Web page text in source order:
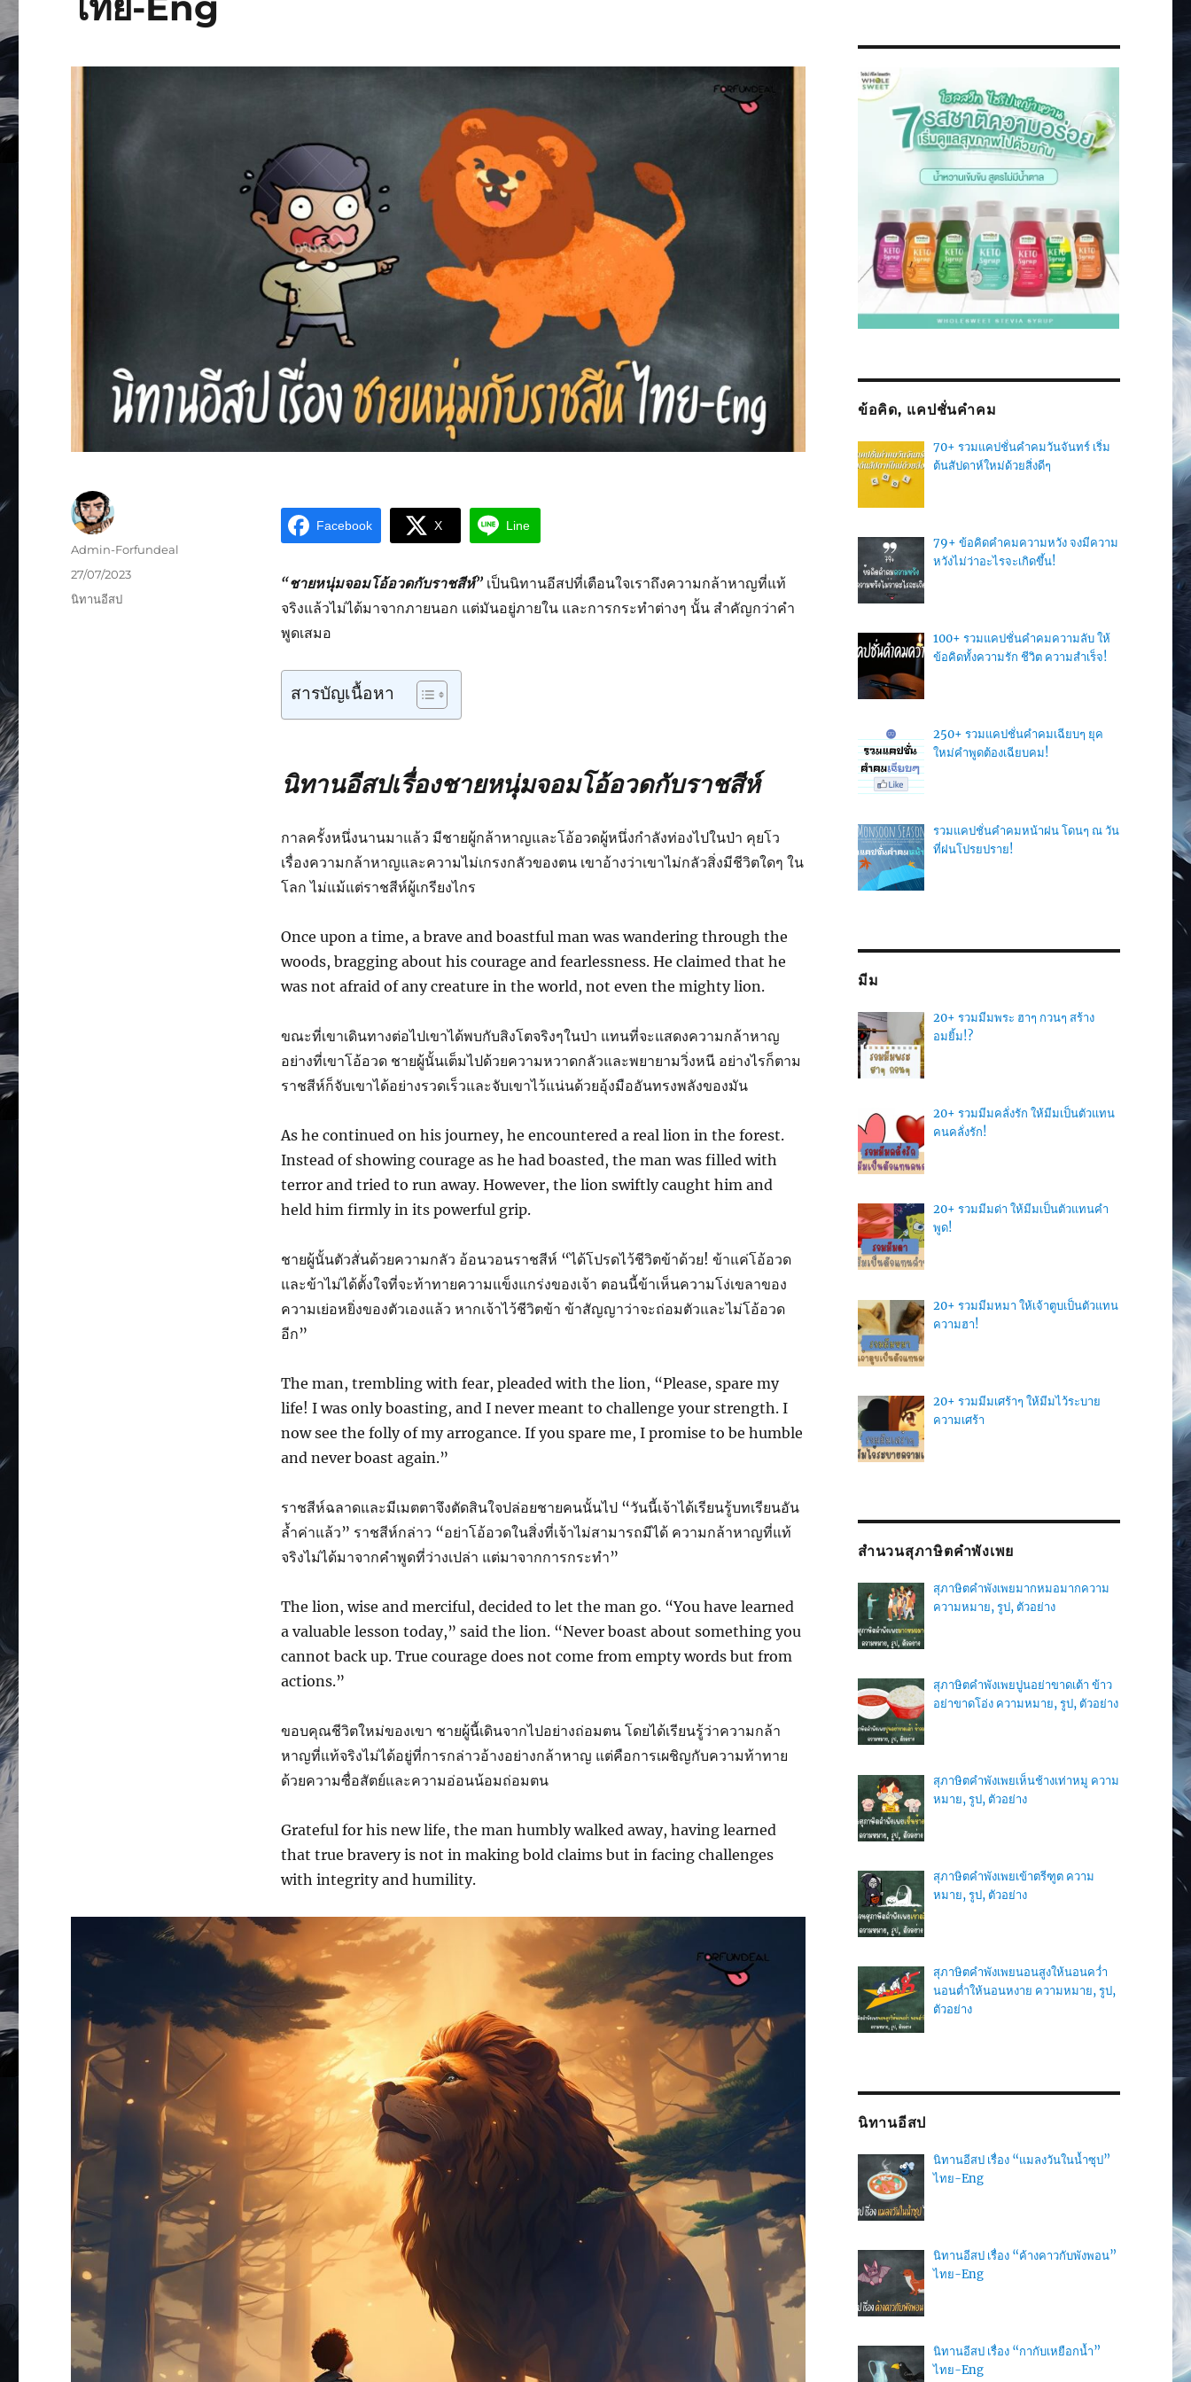
Facebook X Line
“ชายหนุ่มจอมโอ้อวดกับราชสีห์”เป็นนิทานอีสปที่เตือนใจเราถึงความกล้าหาญที่แท้
จริงแล้วไม่ได้มาจากภายนอก แต่มันอยู่ภายใน และการกระทำต่างๆ นั้น สำคัญกว่าคำ
พูดเสมอ
สารบัญเนื้อหา
นิทานอีสปเรื่องชายหนุ่มจอมโอ้อวดกับราชสีห์
กาลครั้งหนึ่งนานมาแล้ว มีชายผู้กล้าหาญและโอ้อวดผู้หนึ่งกำลังท่องไปในป่า คุยโว
เรื่องความกล้าหาญและความไม่เกรงกลัวของตน เขาอ้างว่าเขาไม่กลัวสิ่งมีชีวิตใดๆ ใน
โลก ไม่แม้แต่ราชสีห์ผู้เกรียงไกร
Once upon a time, a brave and boastful man was wandering through the
woods, bragging about his courage and fearlessness. He claimed that he
was not afraid of any creature in the world, not even the mighty lion.
ขณะที่เขาเดินทางต่อไปเขาได้พบกับสิงโตจริงๆในป่า แทนที่จะแสดงความกล้าหาญ
อย่างที่เขาโอ้อวด ชายผู้นั้นเต็มไปด้วยความหวาดกลัวและพยายามวิ่งหนี อย่างไรก็ตาม
ราชสีห์ก็จับเขาได้อย่างรวดเร็วและจับเขาไว้แน่นด้วยอุ้งมืออันทรงพลังของมัน
As he continued on his journey, he encountered a real lion in the forest.
Instead of showing courage as he had boasted, the man was filled with
terror and tried to run away. However, the lion swiftly caught him and
held him firmly in its powerful grip.
ชายผู้นั้นตัวสั่นด้วยความกลัว อ้อนวอนราชสีห์ “ได้โปรดไว้ชีวิตข้าด้วย! ข้าแค่โอ้อวด
และข้าไม่ได้ตั้งใจที่จะท้าทายความแข็งแกร่งของเจ้า ตอนนี้ข้าเห็นความโง่เขลาของ
ความเย่อหยิ่งของตัวเองแล้ว หากเจ้าไว้ชีวิตข้า ข้าสัญญาว่าจะถ่อมตัวและไม่โอ้อวด
อีก”
The man, trembling with fear, pleaded with the lion, “Please, spare my
life! I was only boasting, and I never meant to challenge your strength. I
now see the folly of my arrogance. If you spare me, I promise to be humble
and never boast again.”
ราชสีห์ฉลาดและมีเมตตาจึงตัดสินใจปล่อยชายคนนั้นไป “วันนี้เจ้าได้เรียนรู้บทเรียนอัน
ล้ำค่าแล้ว” ราชสีห์กล่าว “อย่าโอ้อวดในสิ่งที่เจ้าไม่สามารถมีได้ ความกล้าหาญที่แท้
จริงไม่ได้มาจากคำพูดที่ว่างเปล่า แต่มาจากการกระทำ”
The lion, wise and merciful, decided to let the man go. “You have learned
a valuable lesson today,” said the lion. “Never boast about something you
cannot back up. True courage does not come from empty words but from
actions.”
ขอบคุณชีวิตใหม่ของเขา ชายผู้นี้เดินจากไปอย่างถ่อมตน โดยได้เรียนรู้ว่าความกล้า
หาญที่แท้จริงไม่ได้อยู่ที่การกล่าวอ้างอย่างกล้าหาญ แต่คือการเผชิญกับความท้าทาย
ด้วยความซื่อสัตย์และความอ่อนน้อมถ่อมตน
Grateful for his new life, the man humbly walked away, having learned
that true bravery is not in making bold claims but in facing challenges
with integrity and humility.
Admin-Forfundeal
27/07/2023
นิทานอีสป
ข้อคิด, แคปชั่นคำคม
70+ รวมแคปชั่นคำคมวันจันทร์ เริ่ม
ต้นสัปดาห์ใหม่ด้วยสิ่งดีๆ
79+ ข้อคิดคำคมความหวัง จงมีความ
หวังไม่ว่าอะไรจะเกิดขึ้น!
100+ รวมแคปชั่นคำคมความลับ ให้
ข้อคิดทั้งความรัก ชีวิต ความสำเร็จ!
250+ รวมแคปชั่นคำคมเฉียบๆ ยุค
ใหม่คำพูดต้องเฉียบคม!
รวมแคปชั่นคำคมหน้าฝน โดนๆ ณ วัน
ที่ฝนโปรยปราย!
มีม
20+ รวมมีมพระ ฮาๆ กวนๆ สร้าง
อมยิ้ม!?
20+ รวมมีมคลั่งรัก ให้มีมเป็นตัวแทน
คนคลั่งรัก!
20+ รวมมีมด่า ให้มีมเป็นตัวแทนคำ
พูด!
20+ รวมมีมหมา ให้เจ้าตูบเป็นตัวแทน
ความฮา!
20+ รวมมีมเศร้าๆ ให้มีมไว้ระบาย
ความเศร้า
สำนวนสุภาษิตคำพังเพย
สุภาษิตคำพังเพยมากหมอมากความ
ความหมาย, รูป, ตัวอย่าง
สุภาษิตคำพังเพยปูนอย่าขาดเต้า ข้าว
อย่าขาดโอ่ง ความหมาย, รูป, ตัวอย่าง
สุภาษิตคำพังเพยเห็นช้างเท่าหมู ความ
หมาย, รูป, ตัวอย่าง
สุภาษิตคำพังเพยเข้าตรีฑูต ความ
หมาย, รูป, ตัวอย่าง
สุภาษิตคำพังเพยนอนสูงให้นอนคว่ำ
นอนต่ำให้นอนหงาย ความหมาย, รูป,
ตัวอย่าง
นิทานอีสป
นิทานอีสป เรื่อง “แมลงวันในน้ำซุป”
ไทย-Eng
นิทานอีสป เรื่อง “ค้างคาวกับพังพอน”
ไทย-Eng
นิทานอีสป เรื่อง “กากับเหยือกน้ำ”
ไทย-Eng